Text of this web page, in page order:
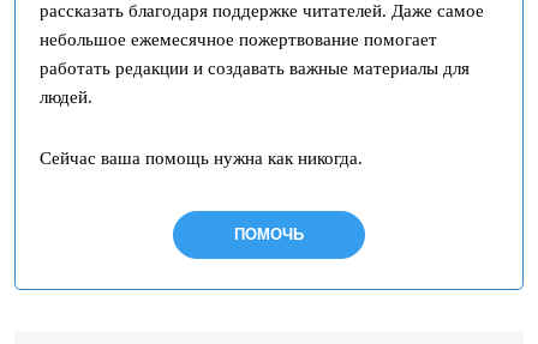
рассказать благодаря поддержке читателей. Даже самое
небольшое ежемесячное пожертвование помогает
работать редакции и создавать важные материалы для
людей.
Сейчас ваша помощь нужна как никогда.
ПОМОЧЬ